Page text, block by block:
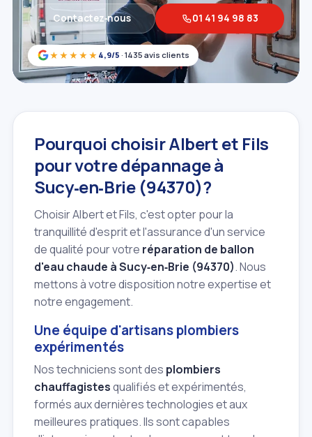
★★★★★ 4,9/5 · 1435 avis clients
Contactez‑nous 01 41 94 98 83
Pourquoi choisir Albert et Fils
pour votre dépannage à
Sucy‑en‑Brie (94370)?
Choisir Albert et Fils, c'est opter pour la
tranquillité d'esprit et l'assurance d'un service
de qualité pour votre réparation de ballon
d'eau chaude à Sucy‑en‑Brie (94370). Nous
mettons à votre disposition notre expertise et
notre engagement.
Une équipe d'artisans plombiers
expérimentés
Nos techniciens sont des plombiers
chauffagistesqualifiés et expérimentés,
formés aux dernières technologies et aux
meilleures pratiques. Ils sont capables